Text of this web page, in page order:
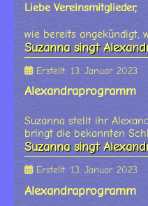
Liebe Vereinsmitglieder,
wie bereits angekündigt,
Suzanna singt
Erstellt: 13. Januar 2023
Alexandraprogramm
Suzanna stellt ihr
bringt die bekannten
Suzanna singt
Erstellt: 13. Januar 2023
Alexandraprogramm